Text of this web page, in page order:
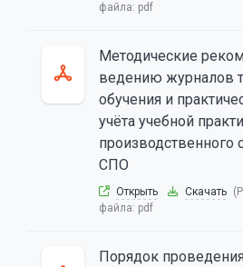
файла: pdf
Методические
ведению журналов
обучения и
учёта учебной
производственного
СПО
Открыть Скачать
файла: pdf
Порядок